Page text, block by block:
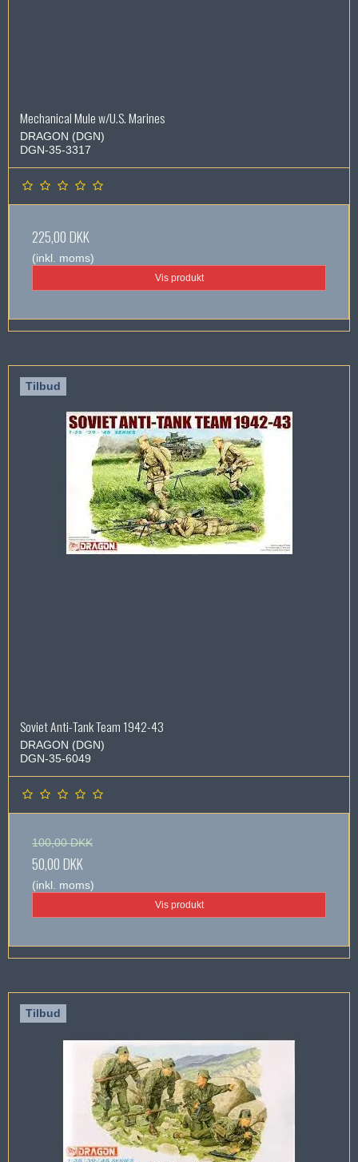
Mechanical Mule w/U.S. Marines
DRAGON (DGN)
DGN-35-3317
225,00 DKK
(inkl. moms)
Vis produkt
Tilbud
Soviet Anti-Tank Team 1942-43
DRAGON (DGN)
DGN-35-6049
100,00 DKK
50,00 DKK
(inkl. moms)
Vis produkt
Tilbud